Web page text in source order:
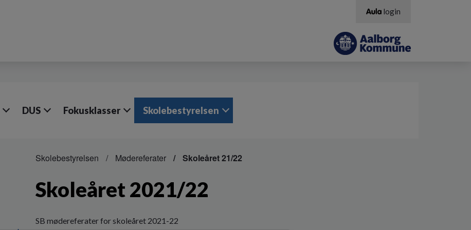
login
DUS Fokusklasser Skolebestyrelsen
Skolebestyrelsen Mødereferater Skoleåret 21/22
Skoleåret 2021/22
SB mødereferater for skoleåret 2021-22